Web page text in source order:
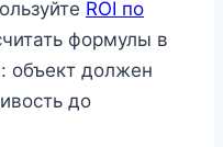
ROI по
формулы в
объект должен
до